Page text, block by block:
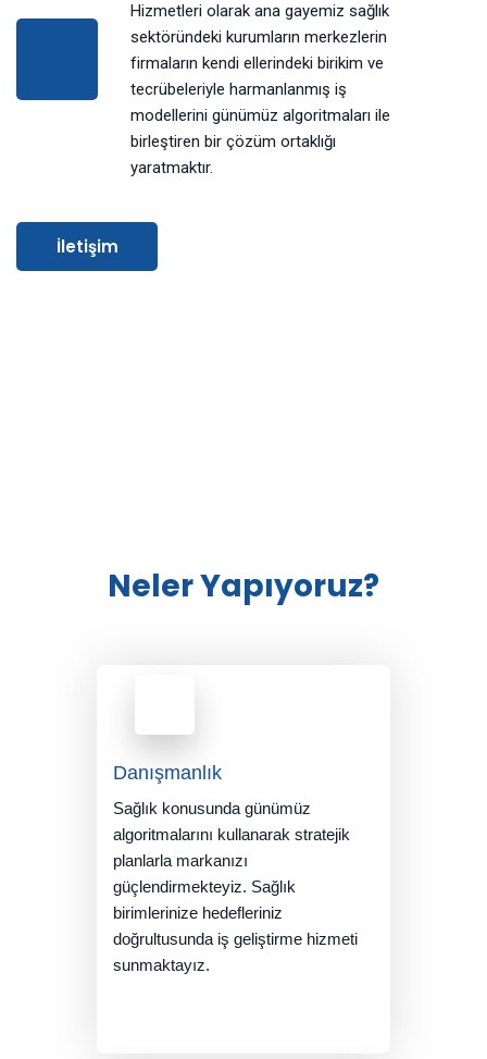
Hizmetleri olarak ana gayemiz sağlık
sektöründeki kurumların merkezlerin
firmaların kendi ellerindeki birikim ve
tecrübeleriyle harmanlanmış iş
modellerini günümüz algoritmaları ile
birleştiren bir çözüm ortaklığı
yaratmaktır.
İletişim
Neler Yapıyoruz?
Danışmanlık
Sağlık konusunda günümüz
algoritmalarını kullanarak stratejik
planlarla markanızı
güçlendirmekteyiz. Sağlık
birimlerinize hedefleriniz
doğrultusunda iş geliştirme hizmeti
sunmaktayız.